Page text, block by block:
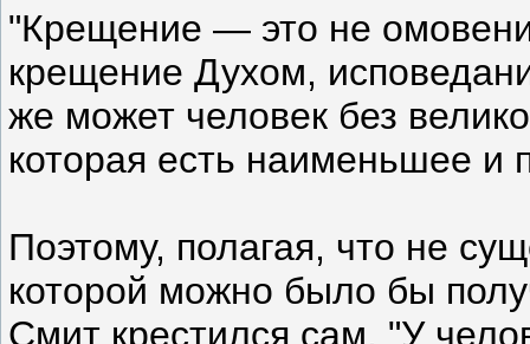
"Крещение — это не
крещение Духом,
же может человек без
которая есть наименьшее и
Поэтому, полагая, что не
которой можно было бы
Смит крестился сам. "У